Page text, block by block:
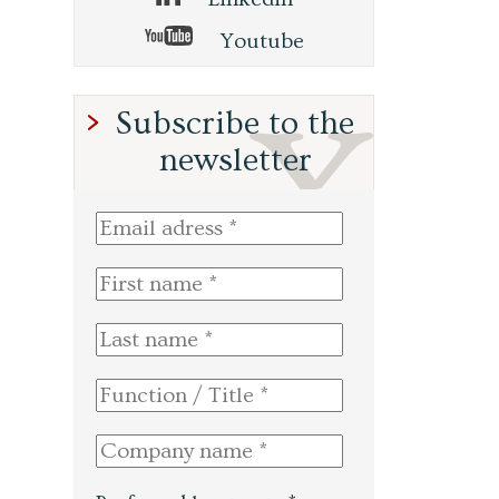
Youtube
Subscribe to the
newsletter